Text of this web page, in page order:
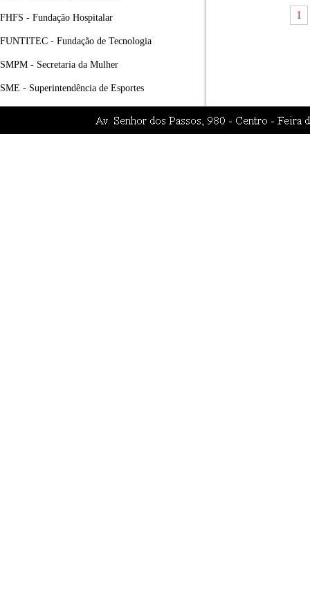
FHFS - Fundação Hospitalar
FUNTITEC - Fundação de Tecnologia
SMPM - Secretaria da Mulher
SME - Superintendência de Esportes
1